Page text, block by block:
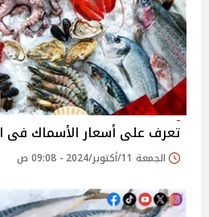
تعرف على أسعار الأسماك فى
الجمعة 11/أكتوبر/2024 - 09:08 ص